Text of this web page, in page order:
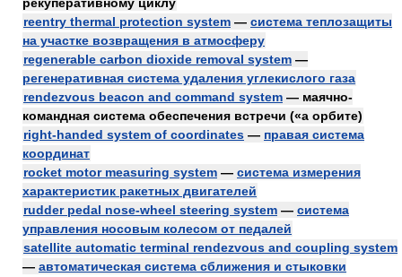
reentry thermal protection system — система теплозащиты
на участке возвращения в атмосферу
regenerable carbon dioxide removal system —
регенеративная система удаления углекислого газа
rendezvous beacon and command system — маячно-
командная система обеспечения встречи («а орбите)
right-handed system of coordinates — правая система
координат
rocket motor measuring system — система измерения
характеристик ракетных двигателей
rudder pedal nose-wheel steering system — система
управления носовым колесом от педалей
satellite automatic terminal rendezvous and coupling system
— автоматическая система сближения и стыковки